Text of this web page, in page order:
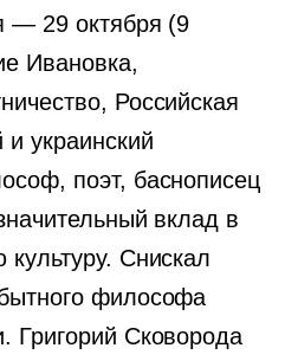
— 29 октября (9
Ивановка,
Российская
украинский
поэт, баснописец
вклад в
культуру. Снискал
философа
Григорий Сковорода